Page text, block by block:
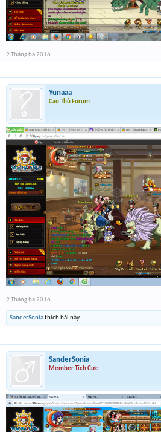
9 Tháng ba 2016
Yunaaa
Cao Thủ Forum
9 Tháng ba 2016
SanderSoniathích bài này.
SanderSonia
Member Tích Cực